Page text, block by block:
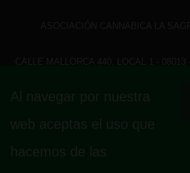
Menú
pie
Fundamento legal
Al navegar por nuestra
web aceptas el uso que
hacemos de las